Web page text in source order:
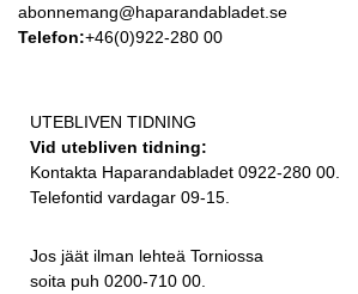
abonnemang@haparandabladet.se
Telefon:+46(0)922-280 00
UTEBLIVEN TIDNING
Vid utebliven tidning:
Kontakta Haparandabladet 0922-280 00.
Telefontid vardagar 09-15.
Jos jäät ilman lehteä Torniossa
soita puh 0200-710 00.